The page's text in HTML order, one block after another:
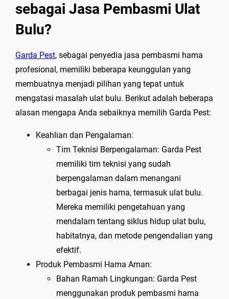
sebagai Jasa Pembasmi Ulat
Bulu?
Garda Pest, sebagai penyedia jasa pembasmi hama
profesional, memiliki beberapa keunggulan yang
membuatnya menjadi pilihan yang tepat untuk
mengatasi masalah ulat bulu. Berikut adalah beberapa
alasan mengapa Anda sebaiknya memilih Garda Pest:
Keahlian dan Pengalaman:
Tim Teknisi Berpengalaman: Garda Pest
memiliki tim teknisi yang sudah
berpengalaman dalam menangani
berbagai jenis hama, termasuk ulat bulu.
Mereka memiliki pengetahuan yang
mendalam tentang siklus hidup ulat bulu,
habitatnya, dan metode pengendalian yang
efektif.
Produk Pembasmi Hama Aman:
Bahan Ramah Lingkungan: Garda Pest
menggunakan produk pembasmi hama